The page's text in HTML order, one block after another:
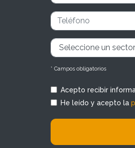
* Campos obligatorios
Acepto recibir
He leído y acepto la